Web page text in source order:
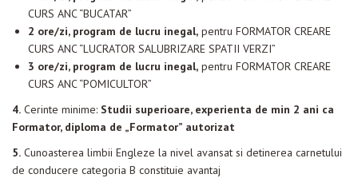
Contact
CURS ANC “BUCATAR”
2 ore/zi, program de lucru inegal, pentru FORMATOR CREARE
CURS ANC “LUCRATOR SALUBRIZARE SPATII VERZI”
3 ore/zi, program de lucru inegal, pentru FORMATOR CREARE
CURS ANC “POMICULTOR”
4. Cerinte minime: Studii superioare, experienta de min 2 ani ca
Formator, diploma de „Formator” autorizat
5. Cunoasterea limbii Engleze la nivel avansat si detinerea carnetului
de conducere categoria B constituie avantaj